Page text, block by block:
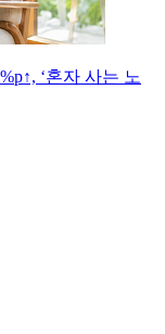
‘혼자 사는 노